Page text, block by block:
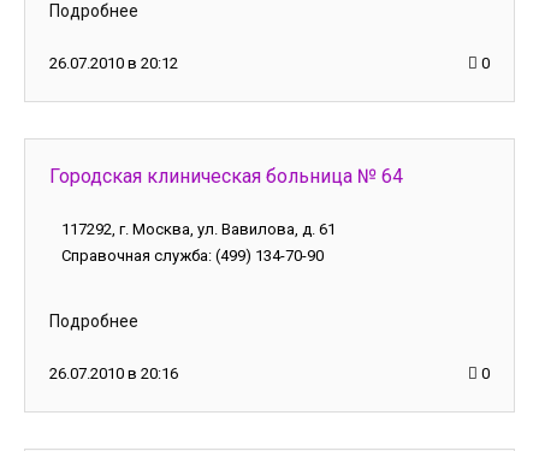
Подробнее
26.07.2010 в 20:12 0
Городская клиническая больница № 64
117292, г. Москва, ул. Вавилова, д. 61
Справочная служба: (499) 134-70-90
Подробнее
26.07.2010 в 20:16 0